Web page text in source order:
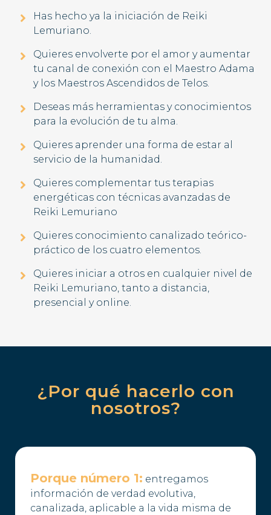
Has hecho ya la iniciación de Reiki
Lemuriano.
Quieres envolverte por el amor y aumentar
tu canal de conexión con el Maestro Adama
y los Maestros Ascendidos de Telos.
Deseas más herramientas y conocimientos
para la evolución de tu alma.
Quieres aprender una forma de estar al
servicio de la humanidad.
Quieres complementar tus terapias
energéticas con técnicas avanzadas de
Reiki Lemuriano
Quieres conocimiento canalizado teórico-
práctico de los cuatro elementos.
Quieres iniciar a otros en cualquier nivel de
Reiki Lemuriano, tanto a distancia,
presencial y online.
¿Por qué hacerlo con
nosotros?
Porque número 1: entregamos
información de verdad evolutiva,
canalizada, aplicable a la vida misma de